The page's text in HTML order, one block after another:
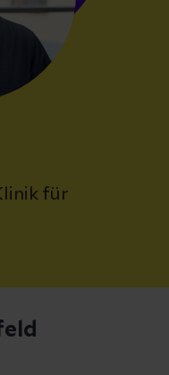
für